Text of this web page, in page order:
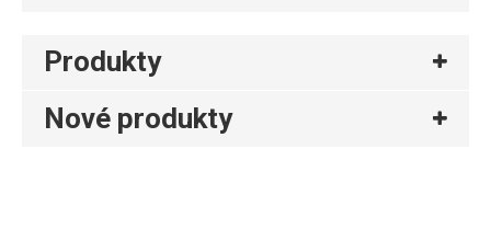
Produkty
Nové produkty